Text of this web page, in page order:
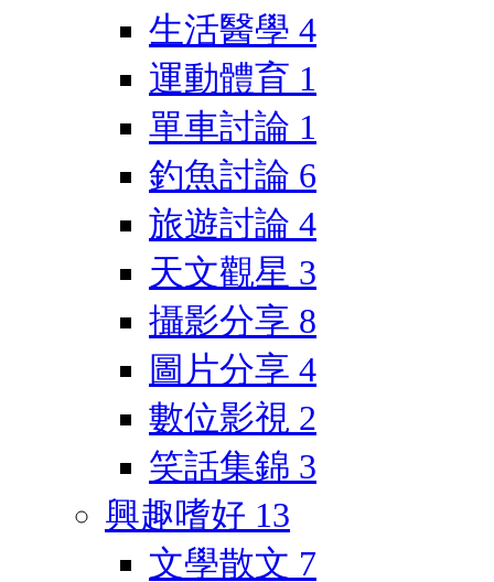
生活醫學 4
運動體育 1
單車討論 1
釣魚討論 6
旅遊討論 4
天文觀星 3
攝影分享 8
圖片分享 4
數位影視 2
笑話集錦 3
興趣嗜好 13
文學散文 7